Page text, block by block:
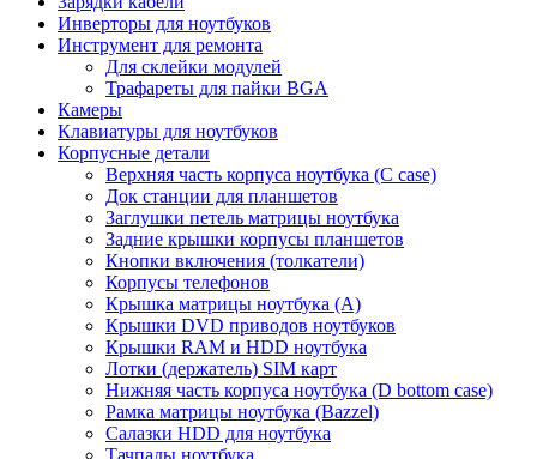
Инверторы для ноутбуков
Инструмент для ремонта
Для склейки модулей
Трафареты для пайки BGA
Камеры
Клавиатуры для ноутбуков
Корпусные детали
Верхняя часть корпуса ноутбука (С case)
Док станции для планшетов
Заглушки петель матрицы ноутбука
Задние крышки корпусы планшетов
Кнопки включения (толкатели)
Корпусы телефонов
Крышка матрицы ноутбука (A)
Крышки DVD приводов ноутбуков
Крышки RAM и HDD ноутбука
Лотки (держатель) SIM карт
Нижняя часть корпуса ноутбука (D bottom case)
Рамка матрицы ноутбука (Bazzel)
Салазки HDD для ноутбука
Тачпады ноутбука